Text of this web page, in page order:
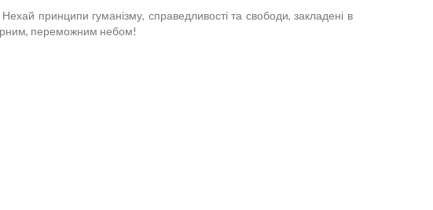
принципи гуманізму, справедливості та свободи, закладені в
переможним небом!